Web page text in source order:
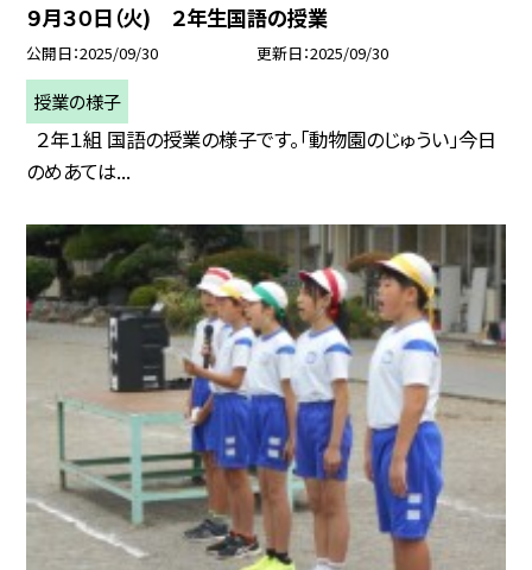
９月３０日（火) ２年生国語の授業
公開日 2025/09/30 更新日 2025/09/30
授業の様子
２年１組 国語の授業の様子です。「動物園のじゅうい」今日
のめあては...